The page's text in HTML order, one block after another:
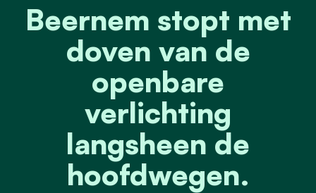
Beernem stopt met
doven van de
openbare
verlichting
langsheen de
hoofdwegen.